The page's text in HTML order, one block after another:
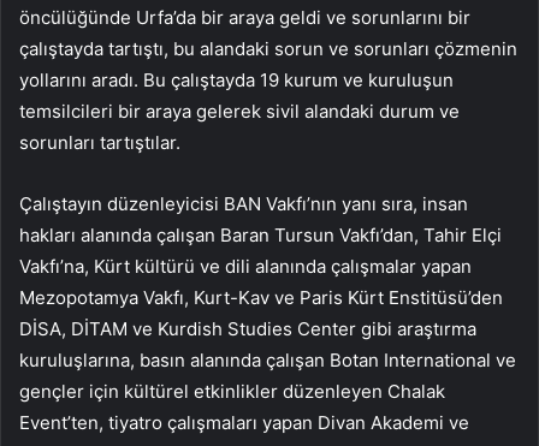
öncülüğünde Urfa’da bir araya geldi ve sorunlarını bir
çalıştayda tartıştı, bu alandaki sorun ve sorunları çözmenin
yollarını aradı. Bu çalıştayda 19 kurum ve kuruluşun
temsilcileri bir araya gelerek sivil alandaki durum ve
sorunları tartıştılar.
Çalıştayın düzenleyicisi BAN Vakfı’nın yanı sıra, insan
hakları alanında çalışan Baran Tursun Vakfı’dan, Tahir Elçi
Vakfı’na, Kürt kültürü ve dili alanında çalışmalar yapan
Mezopotamya Vakfı, Kurt-Kav ve Paris Kürt Enstitüsü’den
DİSA, DİTAM ve Kurdish Studies Center gibi araştırma
kuruluşlarına, basın alanında çalışan Botan International ve
gençler için kültürel etkinlikler düzenleyen Chalak
Event’ten, tiyatro çalışmaları yapan Divan Akademi ve